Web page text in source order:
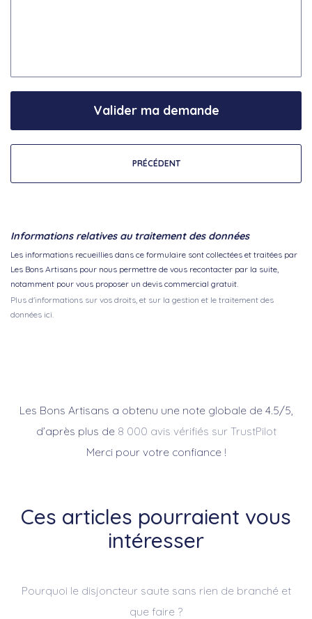
PRÉCÉDENT
Valider ma demande
Informations relatives au traitement des données
Les informations recueillies dans ce formulaire sont collectées et traitées par
Les Bons Artisans pour nous permettre de vous recontacter par la suite,
notamment pour vous proposer un devis commercial gratuit.
Plus d'informations sur vos droits, et sur la gestion et le traitement des
données ici.
Les Bons Artisans a obtenu une note globale de 4.5/5,
d’après plus de 8 000 avis vérifiés sur TrustPilot
Merci pour votre confiance !
Ces articles pourraient vous
intéresser
Pourquoi le disjoncteur saute sans rien de branché et
que faire ?